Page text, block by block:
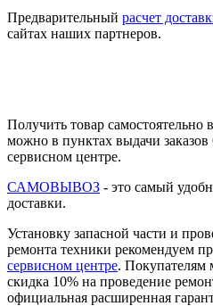
Предварительный расчет
сайтах наших партнеров.
Получить товар самостоятельно
можно в пунктах выдачи
сервисном центре.
САМОВЫВОЗ - это самый
доставки.
Установку запасной части и
ремонта техники рекомендуем
сервисном центре. Покупателям
скидка 10% на проведение
официальная расширенная